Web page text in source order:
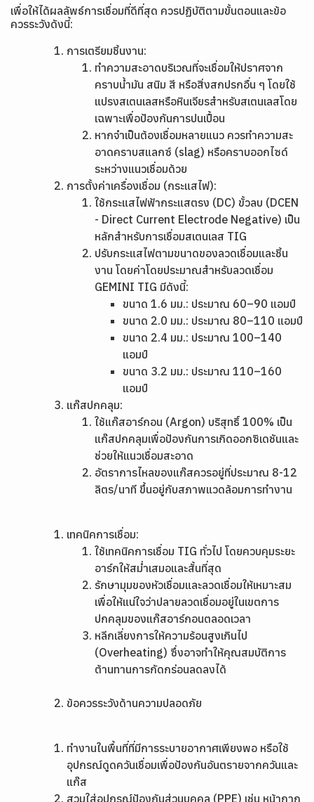
เพื่อให้ได้ผลลัพธ์การเชื่อมที่ดีที่สุด ควรปฏิบัติตามขั้นตอนและข้อ
ควรระวังดังนี้:
การเตรียมชิ้นงาน:
ทำความสะอาดบริเวณที่จะเชื่อมให้ปราศจาก
คราบน้ำมัน สนิม สี หรือสิ่งสกปรกอื่น ๆ โดยใช้
แปรงสเตนเลสหรือหินเจียรสำหรับสเตนเลสโดย
เฉพาะเพื่อป้องกันการปนเปื้อน
หากจำเป็นต้องเชื่อมหลายแนว ควรทำความสะ
อาดคราบสแลกซ์ (slag) หรือคราบออกไซด์
ระหว่างแนวเชื่อมด้วย
การตั้งค่าเครื่องเชื่อม (กระแสไฟ):
ใช้กระแสไฟฟ้ากระแสตรง (DC) ขั้วลบ (DCEN
- Direct Current Electrode Negative) เป็น
หลักสำหรับการเชื่อมสเตนเลส TIG
ปรับกระแสไฟตามขนาดของลวดเชื่อมและชิ้น
งาน โดยค่าโดยประมาณสำหรับลวดเชื่อม
GEMINI TIG มีดังนี้:
ขนาด 1.6 มม.: ประมาณ 60–90 แอมป์
ขนาด 2.0 มม.: ประมาณ 80–110 แอมป์
ขนาด 2.4 มม.: ประมาณ 100–140
แอมป์
ขนาด 3.2 มม.: ประมาณ 110–160
แอมป์
แก๊สปกคลุม:
ใช้แก๊สอาร์กอน (Argon) บริสุทธิ์ 100% เป็น
แก๊สปกคลุมเพื่อป้องกันการเกิดออกซิเดชันและ
ช่วยให้แนวเชื่อมสะอาด
อัตราการไหลของแก๊สควรอยู่ที่ประมาณ 8-12
ลิตร/นาที ขึ้นอยู่กับสภาพแวดล้อมการทำงาน
เทคนิคการเชื่อม:
ใช้เทคนิคการเชื่อม TIG ทั่วไป โดยควบคุมระยะ
อาร์กให้สม่ำเสมอและสั้นที่สุด
รักษามุมของหัวเชื่อมและลวดเชื่อมให้เหมาะสม
เพื่อให้แน่ใจว่าปลายลวดเชื่อมอยู่ในเขตการ
ปกคลุมของแก๊สอาร์กอนตลอดเวลา
หลีกเลี่ยงการให้ความร้อนสูงเกินไป
(Overheating) ซึ่งอาจทำให้คุณสมบัติการ
ต้านทานการกัดกร่อนลดลงได้
ข้อควรระวังด้านความปลอดภัย
ทำงานในพื้นที่ที่มีการระบายอากาศเพียงพอ หรือใช้
อุปกรณ์ดูดควันเชื่อมเพื่อป้องกันอันตรายจากควันและ
แก๊ส
สวมใส่อุปกรณ์ป้องกันส่วนบุคคล (PPE) เช่น หน้ากาก